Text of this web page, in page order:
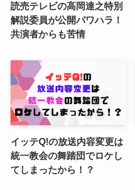
読売テレビの高岡達之特別
解説委員が公開パワハラ！
共演者からも苦情
イッテQ!の放送内容変更は
統一教会の舞踏団でロケし
てしまったから！？